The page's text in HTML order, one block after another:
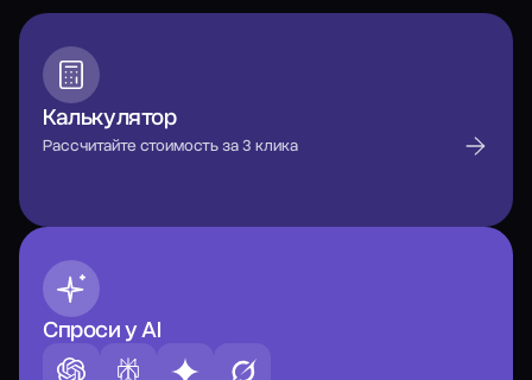
Калькулятор
Рассчитайте стоимость за 3 клика
Спроси у AI